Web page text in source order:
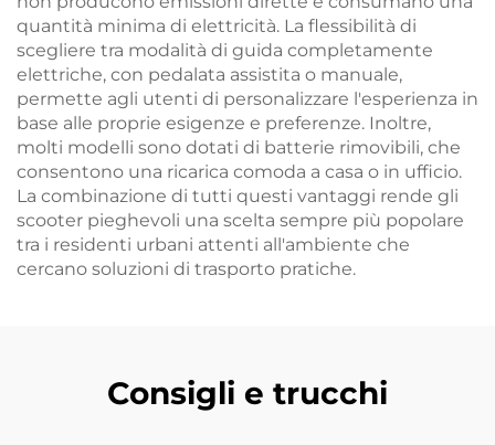
quantità minima di elettricità. La flessibilità di
scegliere tra modalità di guida completamente
elettriche, con pedalata assistita o manuale,
permette agli utenti di personalizzare l'esperienza in
base alle proprie esigenze e preferenze. Inoltre,
molti modelli sono dotati di batterie rimovibili, che
consentono una ricarica comoda a casa o in ufficio.
La combinazione di tutti questi vantaggi rende gli
scooter pieghevoli una scelta sempre più popolare
tra i residenti urbani attenti all'ambiente che
cercano soluzioni di trasporto pratiche.
Consigli e trucchi